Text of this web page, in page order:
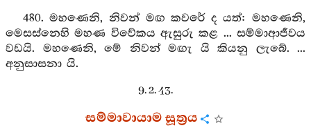
480. මහණෙනි, නිවන් මඟ කවරේ ද යත්: මහණෙනි,
මෙසස්නෙහි මහණ විවේකය ඇසුරු කළ ... සම්මාආජීවය
වඩයි. මහණෙනි, මේ නිවන් මඟැ යි කියනු ලැබේ. ...
අනුසාසනා යි.
9. 2. 43.
සම්මාවායාම සූත්‍රය